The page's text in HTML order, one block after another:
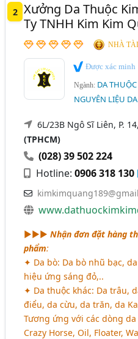
2 Xưởng Da Thuộc
Ty TNHH Kim Kim
NHÀ
Được xác minh
Ngành: DA THUỘC
NGUYÊN LIỆU
6L/23B Ngô Sĩ Liên, P.
(TPHCM)
(028) 39 502 224
Hotline:0906 318 130
►►►Nhận đơn đặt hàng
phẩm:
✦ Da bò: Da bò nhũ bạc,
hiệu ứng sáng đỏ,..
✦ Da thuộc khác: Da trâu,
điểu, da cừu, da trăn, da
Tương ứng với các dòng
Crazy Horse, Oil, Floater,